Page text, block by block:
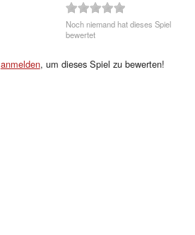
Noch niemand hat dieses Spiel
bewertet
anmelden, um dieses Spiel zu bewerten!